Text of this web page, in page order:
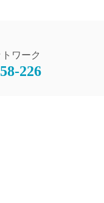
ワーク
226